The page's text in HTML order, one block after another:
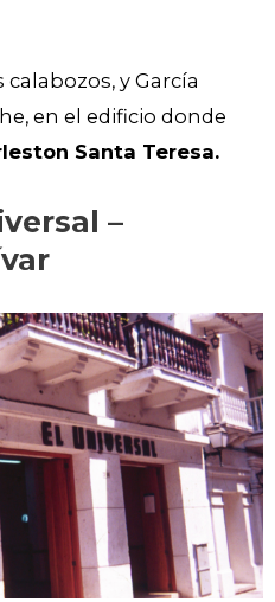
calabozos, y García
en el edificio donde
Santa Teresa.
–